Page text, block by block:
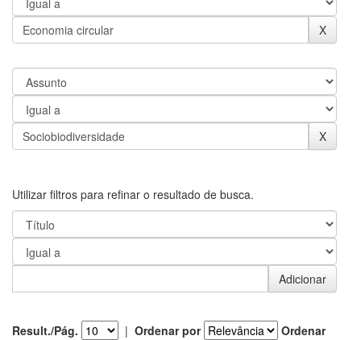
Utilizar filtros para refinar o resultado de busca.
Result./Pág. | Ordenar por
Ordenar